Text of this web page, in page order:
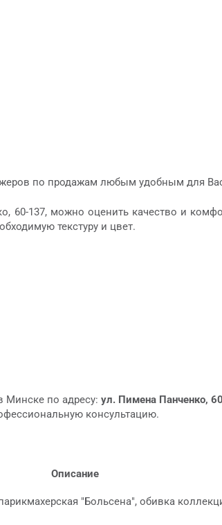
по продажам любым удобным для
60-137, можно оценить качество и
текстуру и цвет.
Минске по адресу: ул. Пимена Панченко,
консультацию.
Описание
"Больсена", обивка